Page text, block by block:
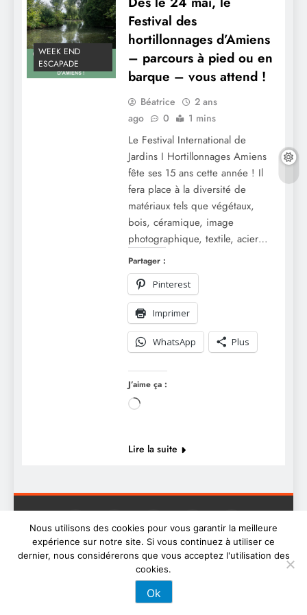
WEEK END
ESCAPADE
Festival des
hortillonnages d’Amiens
– parcours à pied ou en
barque – vous attend !
Béatrice
2 ans
ago
0 1 mins
Le Festival International de
Jardins I Hortillonnages Amiens
fête ses 15 ans cette année ! Il
fera place à la diversité de
matériaux tels que végétaux,
bois, céramique, image
photographique, textile, acier…
Partager :
Pinterest
Imprimer
WhatsApp Plus
J’aime ça :
Chargement…
Lire la suite
Digital Newspaper - Multipurpose News WordPress Theme
2026. Powered ByBlazeThemes
Nous utilisons des cookies pour vous garantir la meilleure
expérience sur notre site. Si vous continuez à utiliser ce
dernier, nous considérerons que vous acceptez l'utilisation des
cookies.
Ok